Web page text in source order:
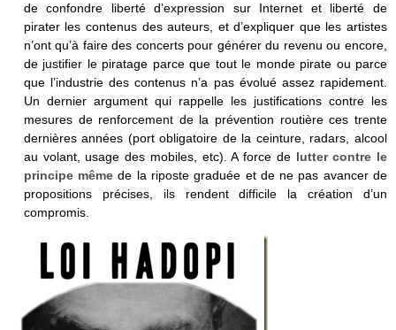
de confondre liberté d’expression sur Internet et liberté de
pirater les contenus des auteurs, et d’expliquer que les artistes
n’ont qu’à faire des concerts pour générer du revenu ou encore,
de justifier le piratage parce que tout le monde pirate ou parce
que l’industrie des contenus n’a pas évolué assez rapidement.
Un dernier argument qui rappelle les justifications contre les
mesures de renforcement de la prévention routière ces trente
dernières années (port obligatoire de la ceinture, radars, alcool
au volant, usage des mobiles, etc). A force de lutter contre le
principe même de la riposte graduée et de ne pas avancer de
propositions précises, ils rendent difficile la création d’un
compromis.